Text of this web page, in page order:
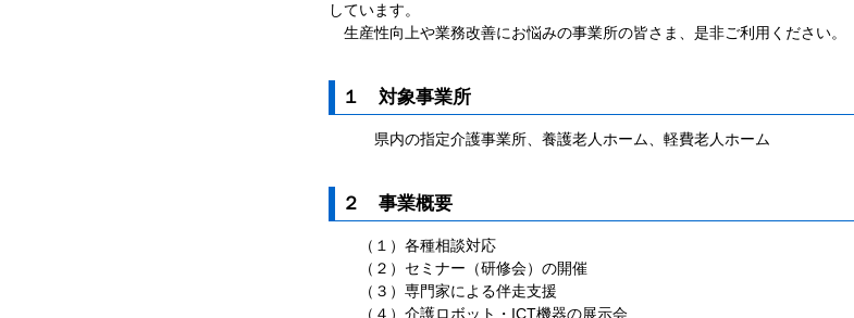
しています。
生産性向上や業務改善にお悩みの事業所の皆さま、是非ご利用ください。
１ 対象事業所
県内の指定介護事業所、養護老人ホーム、軽費老人ホーム
２ 事業概要
（１）各種相談対応
（２）セミナー（研修会）の開催
（３）専門家による伴走支援
（４）介護ロボット・ICT機器の展示会